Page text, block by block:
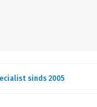
sinds 2005